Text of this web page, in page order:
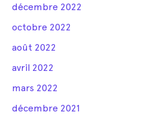
décembre 2022
octobre 2022
août 2022
avril 2022
mars 2022
décembre 2021